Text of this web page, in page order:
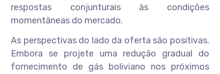
respostas conjunturais às condições
momentâneas do mercado.
As perspectivas do lado da oferta são positivas.
Embora se projete uma redução gradual do
fornecimento de gás boliviano nos próximos